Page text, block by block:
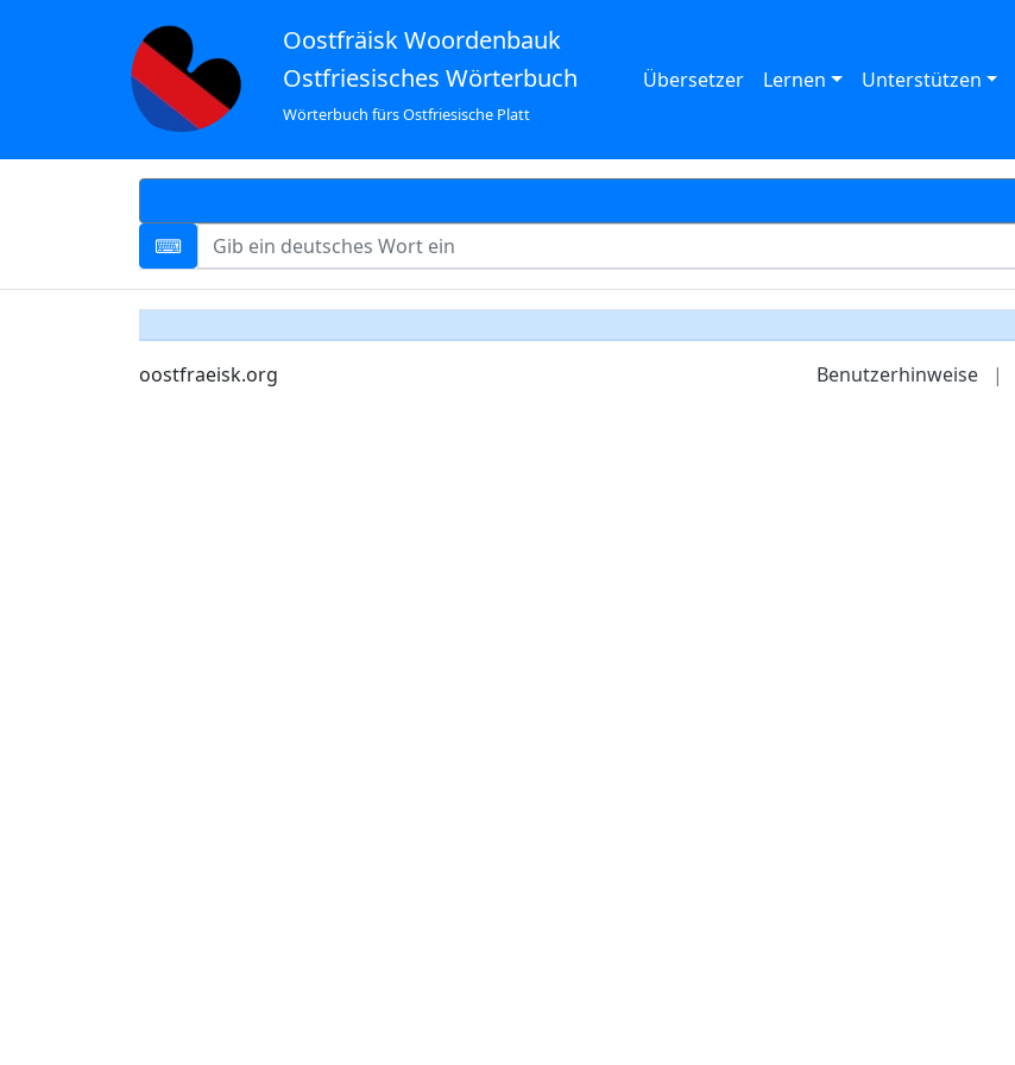
Oostfräisk Woordenbauk
Ostfriesisches Wörterbuch
Wörterbuch fürs Ostfriesische Platt
Übersetzer Lernen Unterstützen
oostfraeisk.org Benutzerhinweise |